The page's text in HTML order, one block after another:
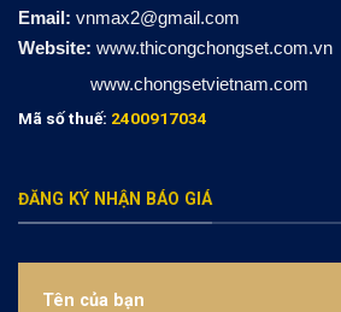
Email: vnmax2@gmail.com
Website: www.thicongchongset.com.vn
www.chongsetvietnam.com
Mã số thuế: 2400917034
ĐĂNG KÝ NHẬN BÁO GIÁ
Tên của bạn